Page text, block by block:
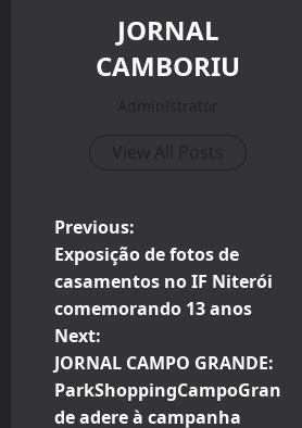
JORNAL
CAMBORIU
Administrator
View All Posts
P
o
s
t
n
Previous:
Exposição de fotos de
casamentos no IF Niterói
comemorando 13 anos
Next:
JORNAL CAMPO GRANDE:
ParkShoppingCampoGran
de adere à campanha